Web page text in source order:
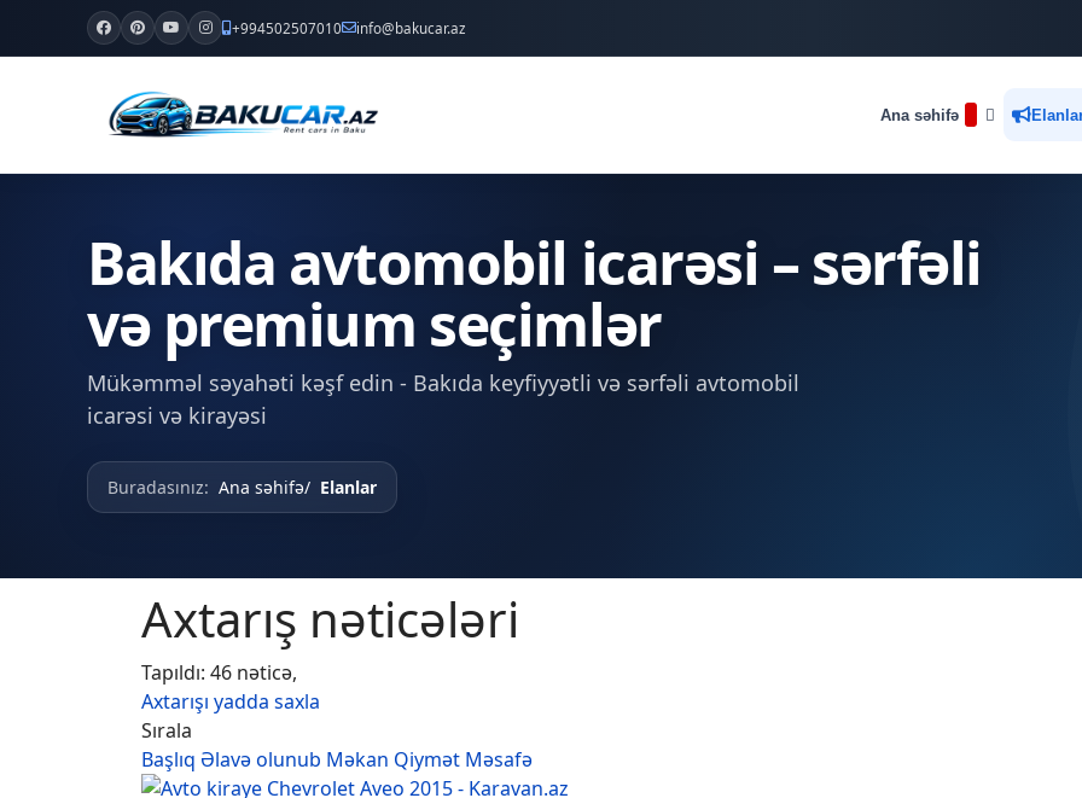
+994502507010 info@bakucar.az
Ana səhifə
Bakıda avtomobil icarəsi – sərfəli
və premium seçimlər
Mükəmməl səyahəti kəşf edin - Bakıda keyfiyyətli və sərfəli avtomobil
icarəsi və kirayəsi
Buradasınız: Ana səhifə Elanlar
Axtarış nəticələri
Tapıldı: 46 nəticə,
Axtarışı yadda saxla
Sırala
Başlıq Əlavə olunub Məkan Qiymət Məsafə